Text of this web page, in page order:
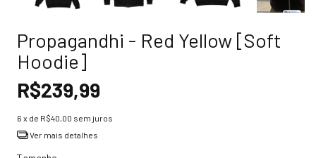
Propagandhi - Red Yellow [Soft
Hoodie]
R$239,99
6 x de R$40,00 sem juros
Ver mais detalhes